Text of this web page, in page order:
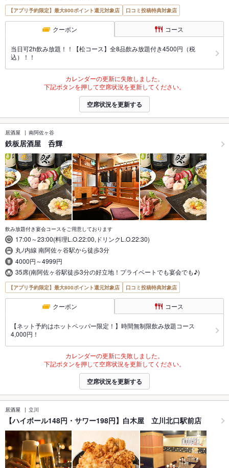
【アプリ予約限定】最大800ポイント還元対象店 口コミ投稿特典対象店
クーポン コース
当日可2h飲み放題！！【松コース】全8品飲み放題付き4500円（税
込）！！
カレンダーの更新に失敗しました。
下記ボタンを押して空席状況を更新してください。
空席状況を更新する
居酒屋 南阿佐ヶ谷
鉄板居酒屋 呑輝
飲み放題付き宴会コースをご用意しております
17:00～23:00(料理L.O.22:00,ドリンクL.O.22:30)
丸ﾉ内線 南阿佐ヶ谷駅から徒歩3分
4000円～4999円
35席(南阿佐ヶ谷駅徒歩3分の好立地！プライベートでも宴会でも♪)
【アプリ予約限定】最大800ポイント還元対象店 口コミ投稿特典対象店
クーポン コース
【ネット予約はホットペッパー限定！】時間無制限飲み放題コース
4,000円！
カレンダーの更新に失敗しました。
下記ボタンを押して空席状況を更新してください。
空席状況を更新する
居酒屋 立川
【ハイボール148円・サワー198円】白木屋 立川北口駅前店